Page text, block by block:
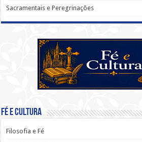
Sacramentais e Peregrinações
Fé e Cultura
Filosofia e Fé